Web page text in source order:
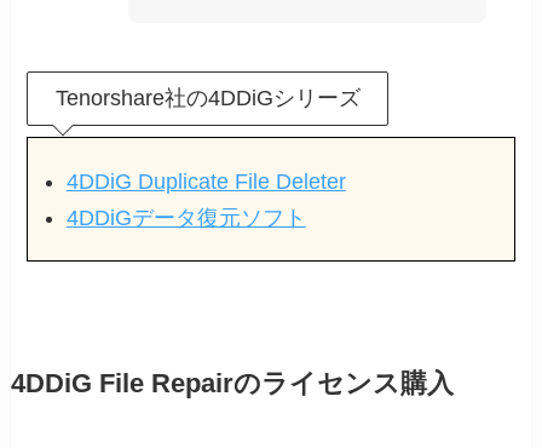
Tenorshare社の4DDiGシリーズ
4DDiG Duplicate File Deleter
4DDiGデータ復元ソフト
4DDiG File Repairのライセンス購入